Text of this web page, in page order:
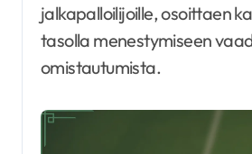
jalkapalloilijoille, osoittaen
tasolla menestymiseen
omistautumista.